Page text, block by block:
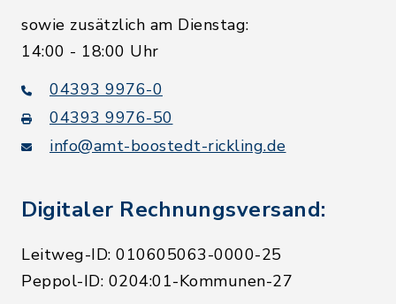
sowie zusätzlich am Dienstag:
14:00 - 18:00 Uhr
04393 9976-0
04393 9976-50
info@amt-boostedt-rickling.de
Digitaler Rechnungsversand:
Leitweg-ID: 010605063-0000-25
Peppol-ID: 0204:01-Kommunen-27